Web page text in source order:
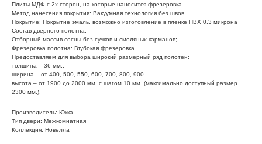
Плиты МДФ с 2х сторон, на которые наносится фрезеровка
Метод нанесения покрытия: Вакуумная технология без швов.
Покрытие: Покрытие эмаль, возможно изготовление в пленке ПВХ 0.3 микрона
Состав дверного полотна:
Отборный массив сосны без сучков и смоляных карманов;
Фрезеровка полотна: Глубокая фрезеровка.
Предоставляем для выбора широкий размерный ряд полотен:
толщина – 36 мм.;
ширина – от 400, 500, 550, 600, 700, 800, 900
высота – от 1900 до 2000 мм. с шагом 10 мм. (максимально доступный размер
2300 мм.).
Производитель: Юкка
Тип двери: Межкомнатная
Коллекция: Новелла